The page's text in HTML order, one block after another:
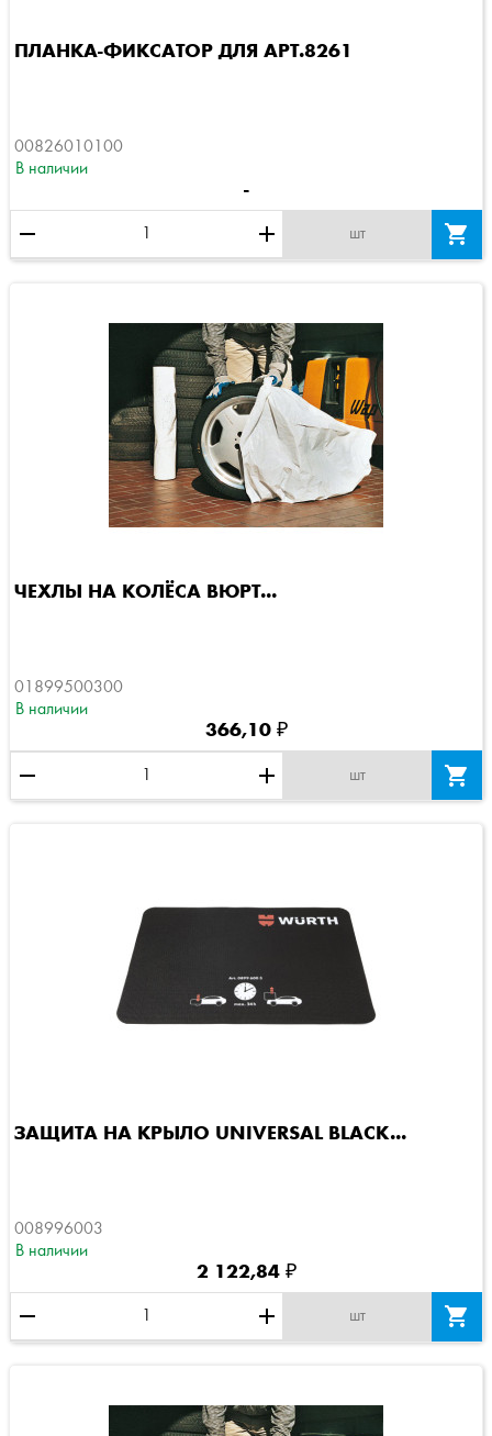
ПЛАНКА-ФИКСАТОР ДЛЯ АРТ.8261
00826010100
В наличии
-
remove add шт 
ЧЕХЛЫ НА КОЛЁСА ВЮРТ...
01899500300
В наличии
366,10 ₽
remove add шт 
ЗАЩИТА НА КРЫЛО UNIVERSAL BLACK...
008996003
В наличии
2 122,84 ₽
remove add шт 